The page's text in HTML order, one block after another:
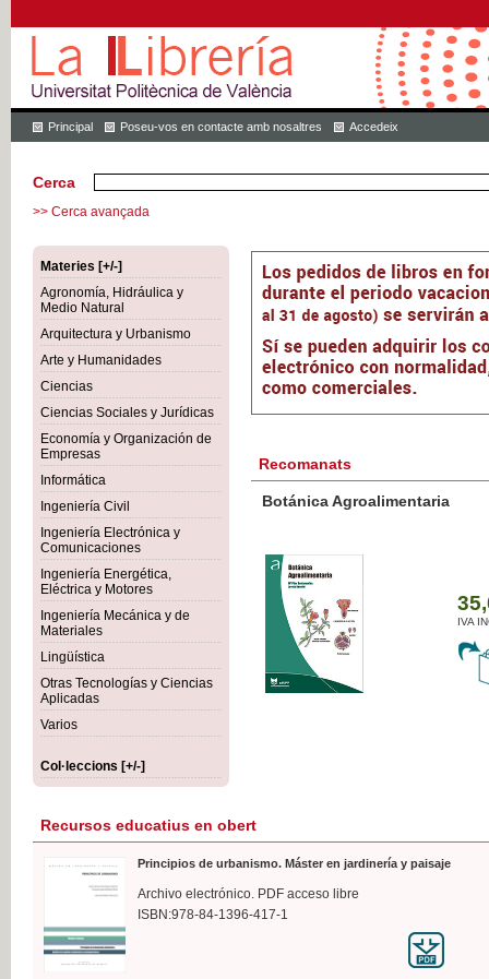
Principal Poseu-vos en contacte amb nosaltres Accedeix
Cerca
>> Cerca avançada
Materies [+/-]
Agronomía, Hidráulica y
Medio Natural
Arquitectura y Urbanismo
Arte y Humanidades
Ciencias
Ciencias Sociales y Jurídicas
Economía y Organización de
Empresas
Informática
Ingeniería Civil
Ingeniería Electrónica y
Comunicaciones
Ingeniería Energética,
Eléctrica y Motores
Ingeniería Mecánica y de
Materiales
Lingüística
Otras Tecnologías y Ciencias
Aplicadas
Varios
Col·leccions [+/-]
Recomanats
Botánica Agroalimentaria
IVA
Recursos educatius en obert
Principios de urbanismo. Máster en jardinería y paisaje
Archivo electrónico. PDF acceso libre
ISBN:978-84-1396-417-1